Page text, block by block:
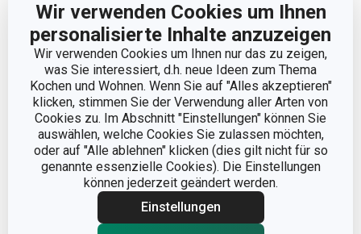
Wir verwenden Cookies um Ihnen
personalisierte Inhalte anzuzeigen
Wir verwenden Cookies um Ihnen nur das zu zeigen,
was Sie interessiert, d.h. neue Ideen zum Thema
Kochen und Wohnen. Wenn Sie auf "Alles akzeptieren"
klicken, stimmen Sie der Verwendung aller Arten von
Cookies zu. Im Abschnitt "Einstellungen" können Sie
auswählen, welche Cookies Sie zulassen möchten,
oder auf "Alle ablehnen" klicken (dies gilt nicht für so
genannte essenzielle Cookies). Die Einstellungen
können jederzeit geändert werden.
Einstellungen
PRESIDENT Stone mit
Deckel ø 28 cm
85,90 €
Auf Lager
Warenkorb
PREMIUM Stone ø 28 cm
52,90 €
39,90 €
Auf Lager
Warenkorb